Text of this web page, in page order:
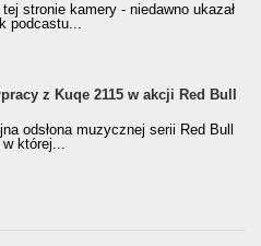
stronie kamery - niedawno ukazał
podcastu...
z Kuqe 2115 w akcji Red Bull
odsłona muzycznej serii Red Bull
w której...